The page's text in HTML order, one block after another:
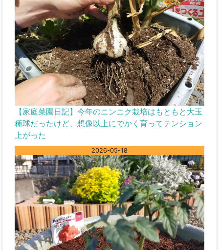
【家庭菜園日記】今年のニンニク栽培はもともと大玉
種球だったけど、想像以上にでかく育ってテンション
上がった
2026-05-18